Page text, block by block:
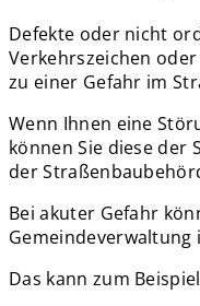
Defekte oder nicht
Verkehrszeichen
zu einer Gefahr im
Wenn Ihnen eine
können Sie diese der
der
Bei akuter Gefahr
Das kann zum